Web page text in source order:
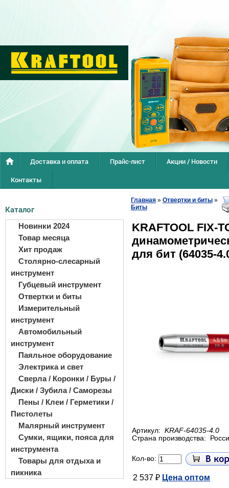
Доставка и оплата Прайс-лист
Акции / Новости
Контакты
Каталог
Новинки 2024
Товар месяца
Хит продаж
Столярно-слесарный
инструмент
Губцевый инструмент
Отвертки и биты
Измерительный
инструмент
Автомобильный
инструмент
Паяльное оборудование
Электрика и свет
Сверла / Коронки / Буры /
Диски / Зубила / Саморезы
Пены / Клеи / Герметики /
Пистолеты
Малярный инструмент
Сумки, ящики, пояса для
инструмента
Товары для отдыха и
пикника
Главная » Отвертки и биты »
Биты
KRAFTOOL FIX-
для бит (64035-
Артикул: KRAF-64035-4.0
Страна производства:
Кол-во:
2 537 ₽ Цена оптом